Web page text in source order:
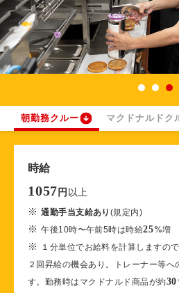
朝勤務クルー マクドナルドク
時給
1057 円 以上
※通勤手当支給あり (規定内)
※午後10時〜午前5時は時給25%増
※
１分単位でお給料を計算しますの
２回昇給の機会あり。トレーナー等へ
す。勤務時はマクドナルド商品が約30